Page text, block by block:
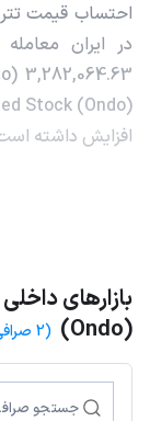
افزایش داشته
(Ondo) (2 صرافی)